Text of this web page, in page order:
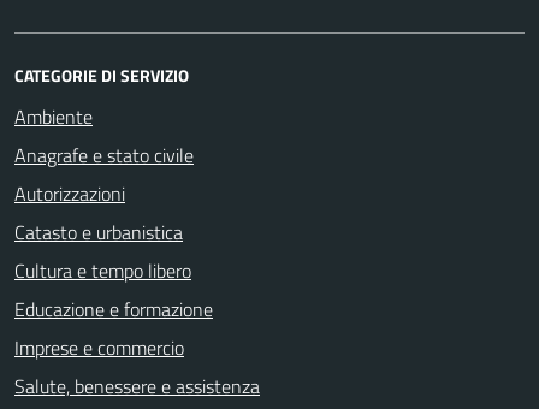
CATEGORIE DI SERVIZIO
Ambiente
Anagrafe e stato civile
Autorizzazioni
Catasto e urbanistica
Cultura e tempo libero
Educazione e formazione
Imprese e commercio
Salute, benessere e assistenza